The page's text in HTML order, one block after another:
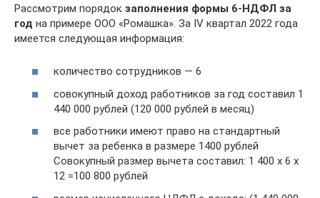
Рассмотрим порядок заполнения формы 6-НДФЛ за
год на примере ООО «Ромашка». За IV квартал 2022 года
имеется следующая информация:
количество сотрудников — 6
совокупный доход работников за год составил 1
440 000 рублей (120 000 рублей в месяц)
все работники имеют право на стандартный
вычет за ребенка в размере 1400 рублей
Совокупный размер вычета составил: 1 400 х 6 х
12 =100 800 рублей